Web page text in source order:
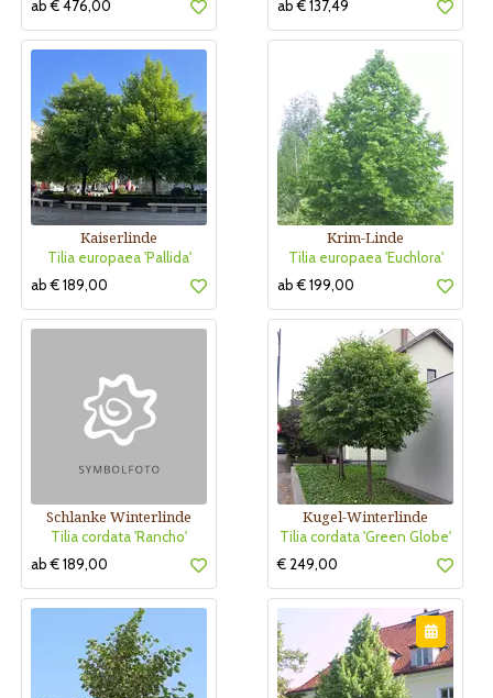
ab € 476,00 ab € 137,49
Kaiserlinde
Tilia europaea 'Pallida'
ab € 189,00
Krim-Linde
Tilia europaea 'Euchlora'
ab € 199,00
Schlanke Winterlinde
Tilia cordata 'Rancho'
ab € 189,00
Kugel-Winterlinde
Tilia cordata 'Green Globe'
€ 249,00